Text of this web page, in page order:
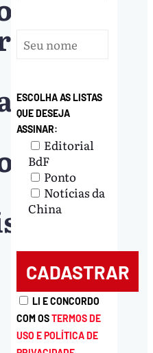
ESCOLHA AS LISTAS
QUE DESEJA
ASSINAR:
Editorial
BdF
Ponto
Notícias da
China
LI E CONCORDO
COM OSTERMOS DE
USO E POLÍTICA DE